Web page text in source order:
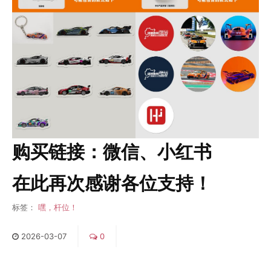
购买链接： 微信、 小红书
在此再次感谢各位支持！
标签： 嘿，杆位！
2026-03-07 0